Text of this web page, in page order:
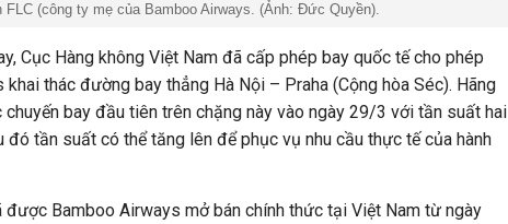
FLC (công ty mẹ của Bamboo Airways. (Ảnh: Đức Quyền).
Cục Hàng không Việt Nam đã cấp phép bay quốc tế cho phép
khai thác đường bay thẳng Hà Nội – Praha (Cộng hòa Séc). Hãng
chuyến bay đầu tiên trên chặng này vào ngày 29/3 với tần suất hai
đó tần suất có thể tăng lên để phục vụ nhu cầu thực tế của hành
được Bamboo Airways mở bán chính thức tại Việt Nam từ ngày